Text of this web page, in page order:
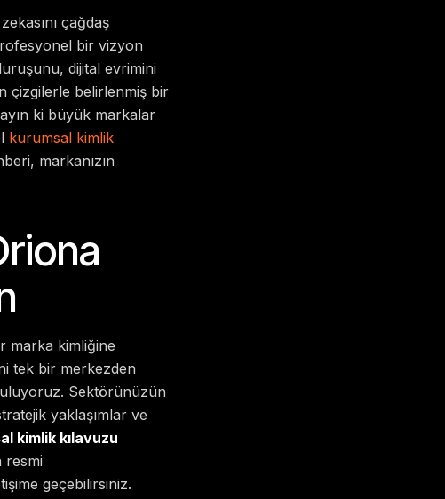
çağdaş
bir vizyon
dijital evrimini
çizgilerle belirlenmiş bir
ki büyük markalar
kurumsal kimlik
markanızın
marka kimliğine
tek bir merkezden
Sektörünüzün
yaklaşımlar ve
kimlik kılavuzu
resmi
geçebilirsiniz.